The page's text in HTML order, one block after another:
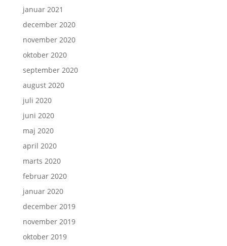
januar 2021
december 2020
november 2020
oktober 2020
september 2020
august 2020
juli 2020
juni 2020
maj 2020
april 2020
marts 2020
februar 2020
januar 2020
december 2019
november 2019
oktober 2019